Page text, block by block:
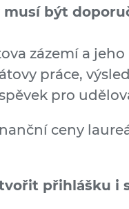
být
zázemí a jeho
práce,
pro
ceny
přihlášku i